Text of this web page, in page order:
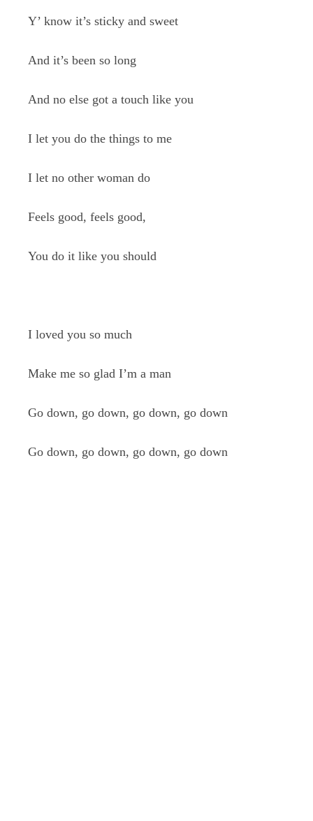
Y’ know it’s sticky and sweet
And it’s been so long
And no else got a touch like you
I let you do the things to me
I let no other woman do
Feels good, feels good,
You do it like you should
I loved you so much
Make me so glad I’m a man
Go down, go down, go down, go down
Go down, go down, go down, go down